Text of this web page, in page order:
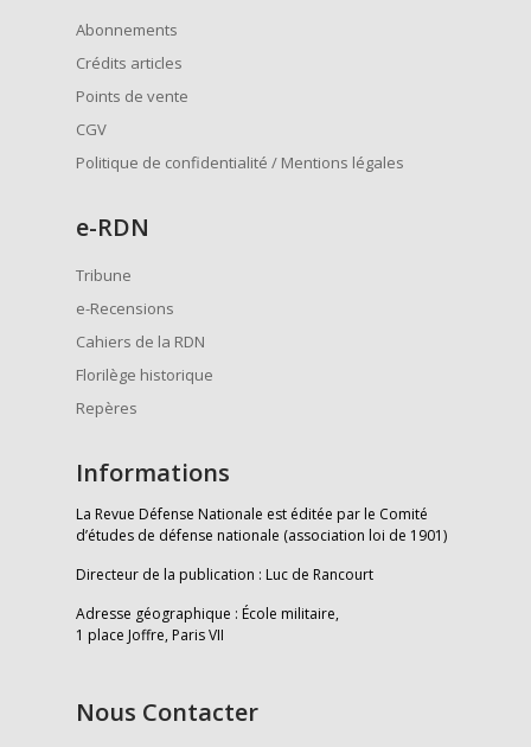
Abonnements
Crédits articles
Points de vente
CGV
Politique de confidentialité / Mentions légales
e-RDN
Tribune
e-Recensions
Cahiers de la RDN
Florilège historique
Repères
Informations
La Revue Défense Nationale est éditée par le Comité
d’études de défense nationale (association loi de 1901)
Directeur de la publication : Luc de Rancourt
Adresse géographique : École militaire,
1 place Joffre, Paris VII
Nous Contacter